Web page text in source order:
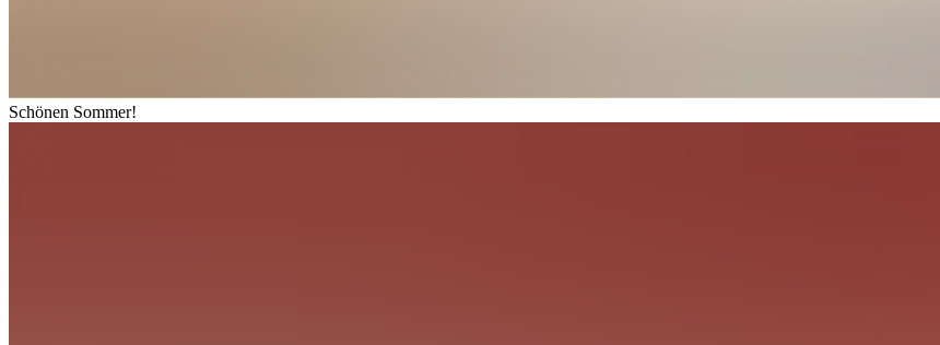
Schönen Sommer!